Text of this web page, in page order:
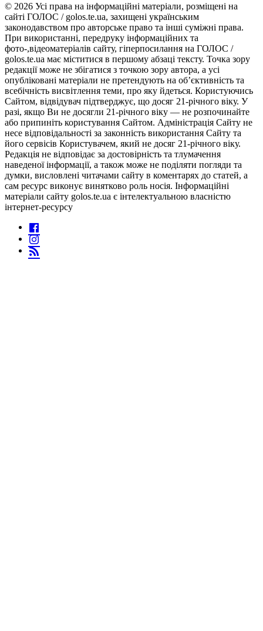
© 2026 Усі права на інформаційні матеріали, розміщені на
сайті ГОЛОС / golos.te.ua, захищені українським
законодавством про авторське право та інші суміжні права.
При використанні, передруку інформаційних та
фото-,відеоматеріалів сайту, гіперпосилання на ГОЛОС /
golos.te.ua має міститися в першому абзаці тексту. Точка зору
редакції може не збігатися з точкою зору автора, а усі
опубліковані матеріали не претендують на об’єктивність та
всебічність висвітлення теми, про яку йдеться. Користуючись
Сайтом, відвідувач підтверджує, що досяг 21-річного віку. У
разі, якщо Ви не досягли 21-річного віку — не розпочинайте
або припиніть користування Сайтом. Адміністрація Сайту не
несе відповідальності за законність використання Сайту та
його сервісів Користувачем, який не досяг 21-річного віку.
Редакція не відповідає за достовірність та тлумачення
наведеної інформації, а також може не поділяти погляди та
думки, висловлені читачами сайту в коментарях до статей, а
сам ресурс виконує винятково роль носія. Інформаційні
матеріали сайту golos.te.ua є інтелектуальною власністю
інтернет-ресурсу